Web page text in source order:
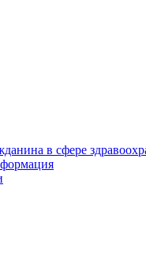
в сфере